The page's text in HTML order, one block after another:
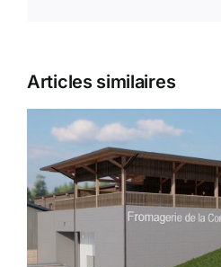
Articles similaires